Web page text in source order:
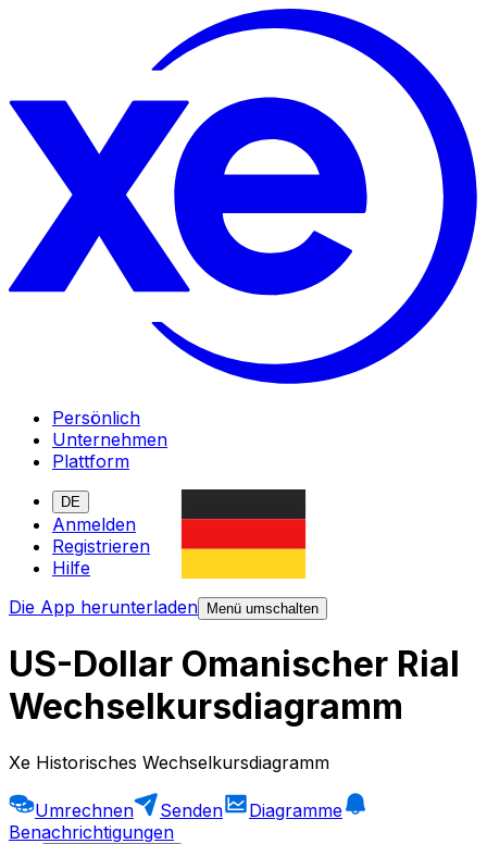
Persönlich
Unternehmen
Plattform
DE
Anmelden
Registrieren
Hilfe
Die App herunterladen
Menü umschalten
US-Dollar Omanischer Rial
Wechselkursdiagramm
Xe Historisches Wechselkursdiagramm
Umrechnen Senden
Diagramme
Benachrichtigungen